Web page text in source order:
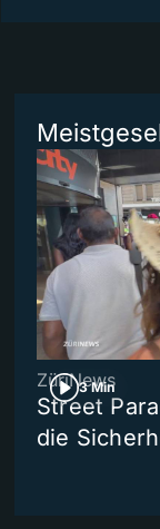
3 Min
ZüriNews
Street
die